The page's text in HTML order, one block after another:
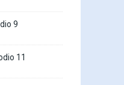
9
11